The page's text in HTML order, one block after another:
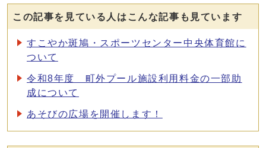
この記事を見ている人はこんな記事も見ています
すこやか斑鳩・スポーツセンター中央体育館に
ついて
令和8年度 町外プール施設利用料金の一部助
成について
あそびの広場を開催します！